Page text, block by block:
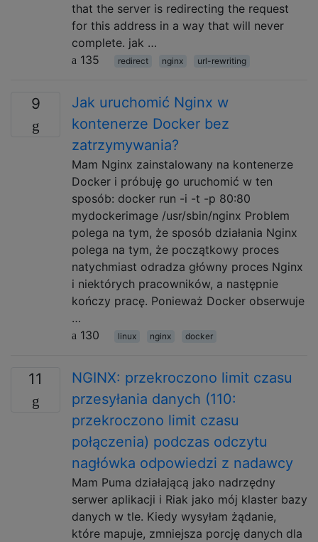
that the server is redirecting the request
for this address in a way that will never
complete. jak …
135
redirect nginx url-rewriting
9
Jak uruchomić Nginx w
kontenerze Docker bez
zatrzymywania?
Mam Nginx zainstalowany na kontenerze
Docker i próbuję go uruchomić w ten
sposób: docker run -i -t -p 80:80
mydockerimage /usr/sbin/nginx Problem
polega na tym, że sposób działania Nginx
polega na tym, że początkowy proces
natychmiast odradza główny proces Nginx
i niektórych pracowników, a następnie
kończy pracę. Ponieważ Docker obserwuje
…
130
linux nginx docker
11
NGINX: przekroczono limit czasu
przesyłania danych (110:
przekroczono limit czasu
połączenia) podczas odczytu
nagłówka odpowiedzi z nadawcy
Mam Puma działającą jako nadrzędny
serwer aplikacji i Riak jako mój klaster bazy
danych w tle. Kiedy wysyłam żądanie,
które mapuje, zmniejsza porcję danych dla